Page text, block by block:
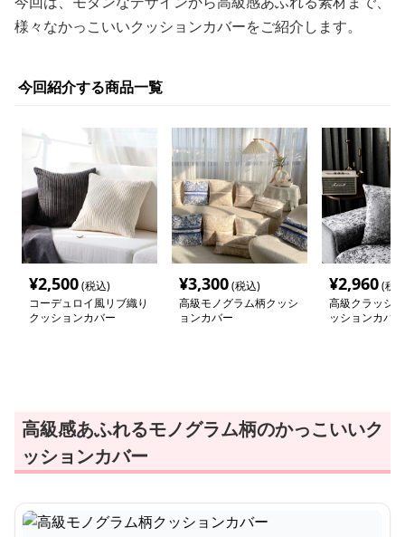
様々なかっこいいクッションカバーをご紹介します。
今回紹介する商品一覧
¥2,500(税込)
コーデュロイ風リブ織り
クッションカバー
¥3,300(税込)
高級モノグラム柄クッシ
ョンカバー
¥2,960(税
高級クラッシ
ッションカバー
高級感あふれるモノグラム柄のかっこいいク
ッションカバー